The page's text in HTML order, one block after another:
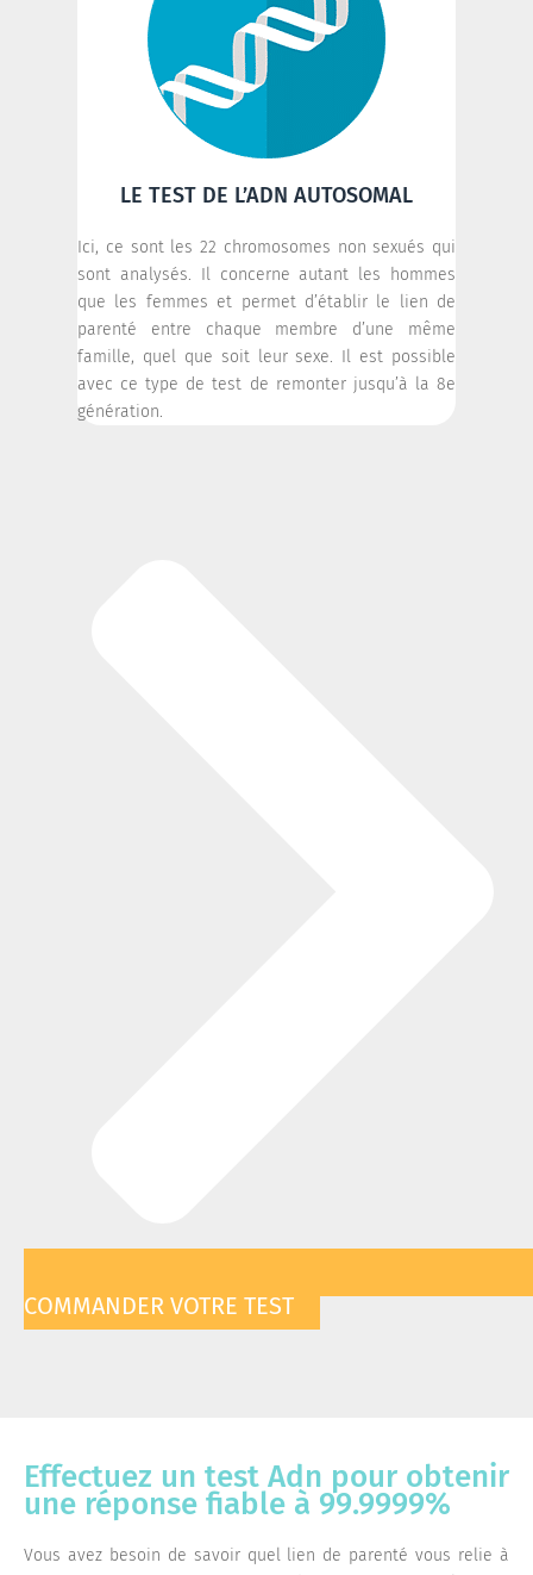
LE TEST DE L’ADN AUTOSOMAL
Ici, ce sont les 22 chromosomes non sexués qui
sont analysés. Il concerne autant les hommes
que les femmes et permet d’établir le lien de
parenté entre chaque membre d’une même
famille, quel que soit leur sexe. Il est possible
avec ce type de test de remonter jusqu’à la 8e
génération.
COMMANDER VOTRE TEST
Effectuez un test Adn pour obtenir
une réponse fiable à 99.9999%
Vous avez besoin de savoir quel lien de parenté vous relie à